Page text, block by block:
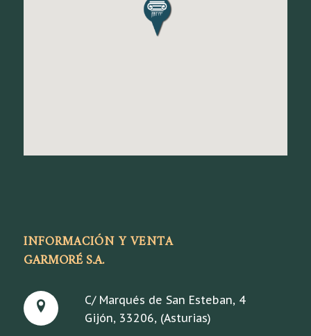
INFORMACIÓN Y VENTA
GARMORÉ S.A.
C/ Marqués de San Esteban, 4
Gijón, 33206, (Asturias)